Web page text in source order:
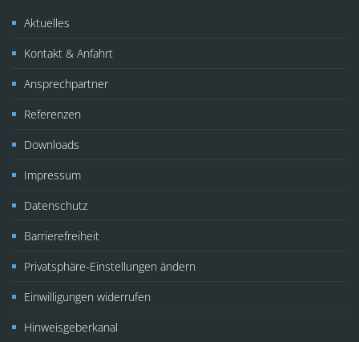
Aktuelles
Kontakt & Anfahrt
Ansprechpartner
Referenzen
Downloads
Impressum
Datenschutz
Barrierefreiheit
Privatsphäre-Einstellungen ändern
Einwilligungen widerrufen
Hinweisgeberkanal